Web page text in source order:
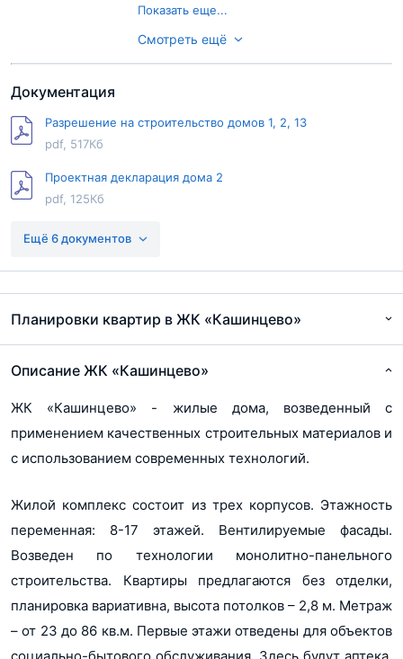
2 кв. 2026 (Дом 10, 11, 12)
Показать еще...
Строительство завершено (Корпус 1)
Паркинг Придомовые парковки
Территория
Благоустройство
территории
Первые этажи домов отведены под
спортивные площадки, зоны отдыха
Балкон/Лоджия Есть
Терраса Нет
Форма продажи
Продажи завершены (Корпус 1)
Продажи завершены (Дом 13)
Договор долевого участия (Дом 10, 11, 12)
Показать еще...
Ипотека Есть
Монолитно-кирпичное (Корпус 2)
Монолитно-кирпичное (Дом 13)
Этажность
8-12 (Корпус 1)
13 (Дом 13)
14-16 (Дом 10, 11, 12)
Показать еще...
Смотреть ещё
Документация
Разрешение на строительство домов 1, 2, 13
pdf, 517Кб
Проектная декларация дома 2
pdf, 125Кб
Разрешение на строительство дома №1
Изменение к проектной декларации, д 1 от 22.05.2017
jpg, 653Кб
pdf, 70Кб
Разрешение на строительство_Кашинцево_к.10-12
Проектная декларация_Кашинцево_к.10-12
pdf, 545Кб
Ещё 6 документов
Планировки квартир в ЖК «Кашинцево»
Описание ЖК «Кашинцево»
ЖК «Кашинцево» - жилые дома, возведенный с
применением качественных строительных материалов и
с использованием современных технологий.
Жилой комплекс состоит из трех корпусов. Этажность
переменная: 8-17 этажей. Вентилируемые фасады.
Возведен по технологии монолитно-панельного
строительства. Квартиры предлагаются без отделки,
планировка вариативна, высота потолков – 2,8 м. Метраж
– от 23 до 86 кв.м. Первые этажи отведены для объектов
социально-бытового обслуживания. Здесь будут аптека,